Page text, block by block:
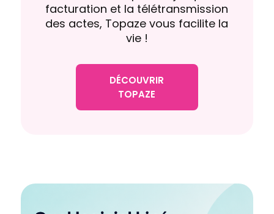
facturation et la télétransmission
des actes, Topaze vous facilite la
vie !
DÉCOUVRIR
TOPAZE